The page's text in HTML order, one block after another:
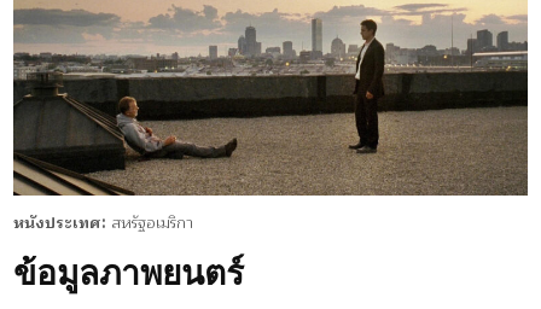
หนังประเทศ: สหรัฐอเมริกา
ข้อมูลภาพยนตร์